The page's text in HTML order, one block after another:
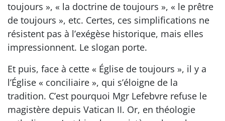
toujours », « la doctrine de toujours », « le prêtre
de toujours », etc. Certes, ces simplifications ne
résistent pas à l’exégèse historique, mais elles
impressionnent. Le slogan porte.
Et puis, face à cette « Église de toujours », il y a
l’Église « conciliaire », qui s’éloigne de la
tradition. C’est pourquoi Mgr Lefebvre refuse le
magistère depuis Vatican II. Or, en théologie